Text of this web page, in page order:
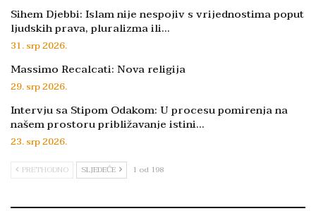
Sihem Djebbi: Islam nije nespojiv s vrijednostima poput
ljudskih prava, pluralizma ili…
31. srp 2026.
Massimo Recalcati: Nova religija
29. srp 2026.
Intervju sa Stipom Odakom: U procesu pomirenja na
našem prostoru približavanje istini…
23. srp 2026.
PRETHODNO SLJEDEĆE 1 od 198